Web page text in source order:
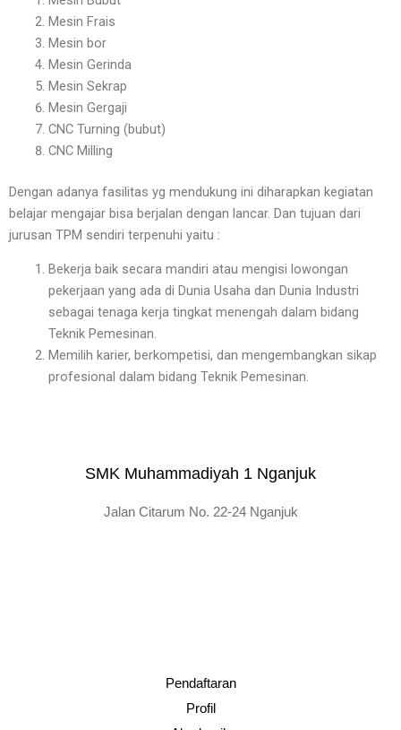
Mesin Frais
Mesin bor
Mesin Gerinda
Mesin Sekrap
Mesin Gergaji
CNC Turning (bubut)
CNC Milling
Dengan adanya fasilitas yg mendukung ini diharapkan kegiatan
belajar mengajar bisa berjalan dengan lancar. Dan tujuan dari
jurusan TPM sendiri terpenuhi yaitu :
Bekerja baik secara mandiri atau mengisi lowongan
pekerjaan yang ada di Dunia Usaha dan Dunia Industri
sebagai tenaga kerja tingkat menengah dalam bidang
Teknik Pemesinan.
Memilih karier, berkompetisi, dan mengembangkan sikap
profesional dalam bidang Teknik Pemesinan.
SMK Muhammadiyah 1 Nganjuk
Jalan Citarum No. 22-24 Nganjuk
Pendaftaran
Profil